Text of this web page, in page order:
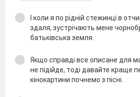
І коли я по рідній стежинці в
здаля, зустрічають мене
батьківська земля.
Якщо справді все описане для
не підійде, тоді давайте краще
кінокартини почнемо з пісні.